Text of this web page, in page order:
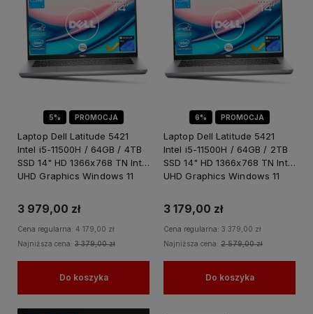
5% PROMOCJA
Laptop Dell Latitude 5421
Intel i5-11500H / 64GB / 4TB
SSD 14" HD 1366x768 TN Intel
UHD Graphics Windows 11
3 979,00 zł
Cena regularna: 4 179,00 zł
Najniższa cena: 3 379,00 zł
Do koszyka
6% PROMOCJA
Laptop Dell Latitude 5421
Intel i5-11500H / 64GB / 2TB
SSD 14" HD 1366x768 TN Intel
UHD Graphics Windows 11
3 179,00 zł
Cena regularna: 3 379,00 zł
Najniższa cena: 2 579,00 zł
Do koszyka